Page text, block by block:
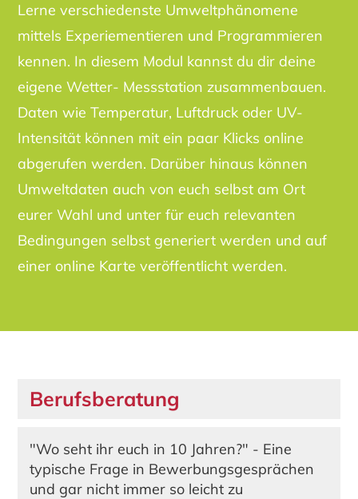
Lerne verschiedenste Umweltphänomene
mittels Experiementieren und Programmieren
kennen. In diesem Modul kannst du dir deine
eigene Wetter- Messstation zusammenbauen.
Daten wie Temperatur, Luftdruck oder UV-
Intensität können mit ein paar Klicks online
abgerufen werden. Darüber hinaus können
Umweltdaten auch von euch selbst am Ort
eurer Wahl und unter für euch relevanten
Bedingungen selbst generiert werden und auf
einer online Karte veröffentlicht werden.
Berufsberatung
"Wo seht ihr euch in 10 Jahren?" - Eine
typische Frage in Bewerbungsgesprächen
und gar nicht immer so leicht zu